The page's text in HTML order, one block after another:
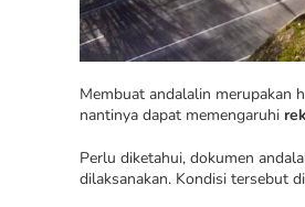
Membuat andalalin merupakan
nantinya dapat memengaruhi
Perlu diketahui, dokumen
dilaksanakan. Kondisi tersebut